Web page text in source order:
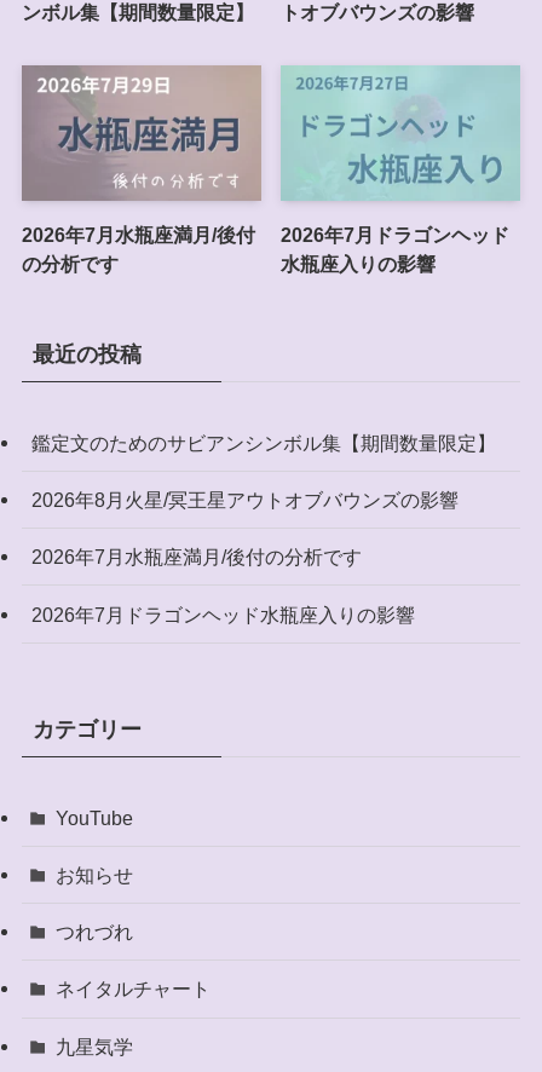
ンボル集【期間数量限定】
トオブバウンズの影響
2026年7月水瓶座満月/後付
の分析です
2026年7月ドラゴンヘッド
水瓶座入りの影響
最近の投稿
鑑定文のためのサビアンシンボル集【期間数量限定】
2026年8月火星/冥王星アウトオブバウンズの影響
2026年7月水瓶座満月/後付の分析です
2026年7月ドラゴンヘッド水瓶座入りの影響
カテゴリー
YouTube
お知らせ
つれづれ
ネイタルチャート
九星気学